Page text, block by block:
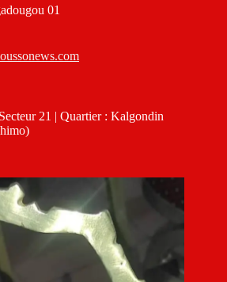
01
21 | Quartier : Kalgondin